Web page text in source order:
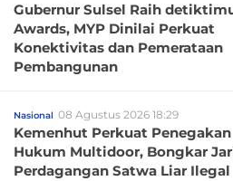
Gubernur Sulsel Raih
Awards, MYP Dinilai Perkuat
Konektivitas dan Pemerataan
Pembangunan
Nasional 08 Agustus 2026 18:29
Kemenhut Perkuat Penegakan
Hukum Multidoor, Bongkar
Perdagangan Satwa Liar Ilegal